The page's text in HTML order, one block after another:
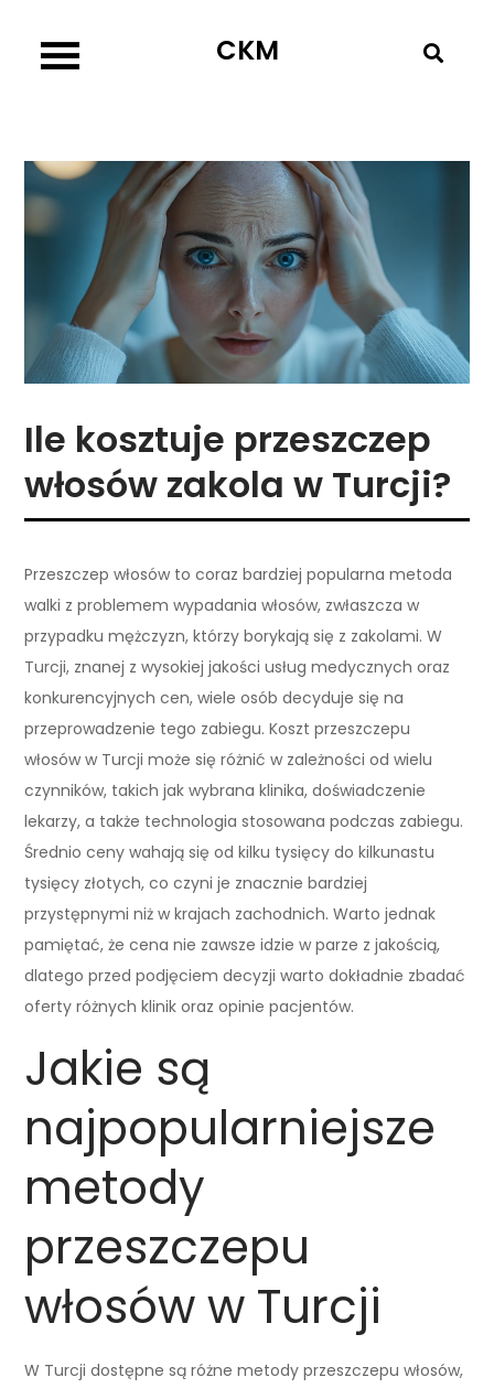
content
CKM
Ile kosztuje przeszczep
włosów zakola w Turcji?
Przeszczep włosów to coraz bardziej popularna metoda
walki z problemem wypadania włosów, zwłaszcza w
przypadku mężczyzn, którzy borykają się z zakolami. W
Turcji, znanej z wysokiej jakości usług medycznych oraz
konkurencyjnych cen, wiele osób decyduje się na
przeprowadzenie tego zabiegu. Koszt przeszczepu
włosów w Turcji może się różnić w zależności od wielu
czynników, takich jak wybrana klinika, doświadczenie
lekarzy, a także technologia stosowana podczas zabiegu.
Średnio ceny wahają się od kilku tysięcy do kilkunastu
tysięcy złotych, co czyni je znacznie bardziej
przystępnymi niż w krajach zachodnich. Warto jednak
pamiętać, że cena nie zawsze idzie w parze z jakością,
dlatego przed podjęciem decyzji warto dokładnie zbadać
oferty różnych klinik oraz opinie pacjentów.
Jakie są
najpopularniejsze
metody
przeszczepu
włosów w Turcji
W Turcji dostępne są różne metody przeszczepu włosów,